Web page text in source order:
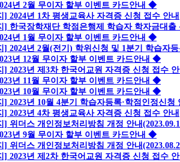
년 2월 무이자 할부 이벤트 카드안내 ◆
] 2024년 1차 평생교육사 자격증 신청 접수 안내
] 한국장학재단 학점은행제 학습자 학자금대출
년 1월 무이자 할부 이벤트 카드안내 ◆
] 2024년 2월(전기) 학위신청 및 1분기 학습자
년 12월 무이자 할부 이벤트 카드안내 ◆
] 2023년 제3차 한국어교원 자격증 신청 접수
년 11월 무이자 할부 이벤트 카드안내 ◆
년 10월 무이자 할부 이벤트 카드안내 ◆
] 2023년 10월 4분기 학습자등록·학점인정신청
] 2023년 4차 평생교육사 자격증 신청 접수 안내
] 위더스 개인정보처리방침 개정 안내
년 9월 무이자 할부 이벤트 카드안내 ◆
] 위더스 개인정보처리방침 개정 안내
] 2023년 제2차 한국어교원 자격증 신청 접수